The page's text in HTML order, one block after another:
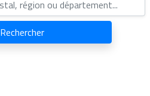
Rechercher